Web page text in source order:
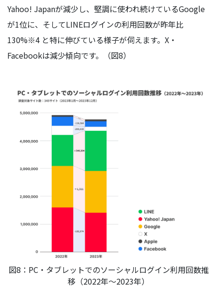
Yahoo! Japanが減少し、堅調に使われ続けているGoogle
が1位に、そしてLINEログインの利用回数が昨年比
130%※4 と特に伸びている様子が伺えます。X・
Facebookは減少傾向です。（図8）
図8：PC・タブレットでのソーシャルログイン利用回数推
移（2022年〜2023年）